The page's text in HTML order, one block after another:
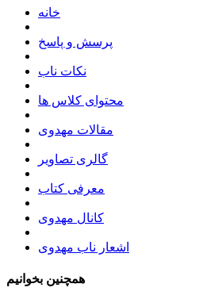
خانه
پرسش و پاسخ
نکات ناب
محتوای کلاس ها
مقالات مهدوی
گالری تصاویر
معرفی کتاب
کانال مهدوی
اشعار ناب مهدوی
همچنین بخوانیم